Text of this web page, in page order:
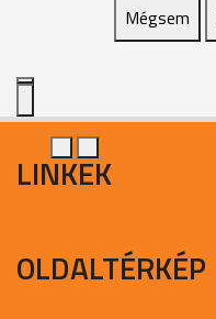
Mégsem
LINKEK
OLDALTÉRKÉP